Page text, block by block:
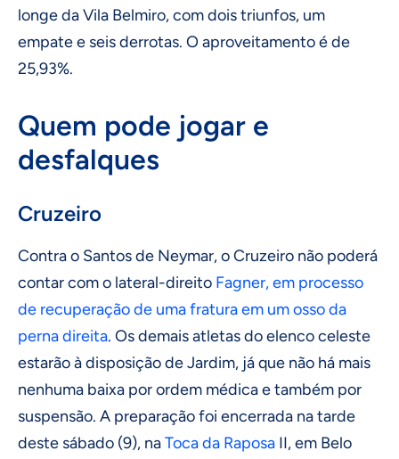
longe da Vila Belmiro, com dois triunfos, um
empate e seis derrotas. O aproveitamento é de
25,93%.
Quem pode jogar e
desfalques
Cruzeiro
Contra o Santos de Neymar, o Cruzeiro não poderá
contar com o lateral-direito Fagner, em processo
de recuperação de uma fratura em um osso da
perna direita. Os demais atletas do elenco celeste
estarão à disposição de Jardim, já que não há mais
nenhuma baixa por ordem médica e também por
suspensão. A preparação foi encerrada na tarde
deste sábado (9), naToca da Raposa II, em Belo